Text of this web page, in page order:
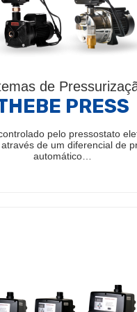
de
PRESS
pelo pressostato
de um diferencial de
automático…